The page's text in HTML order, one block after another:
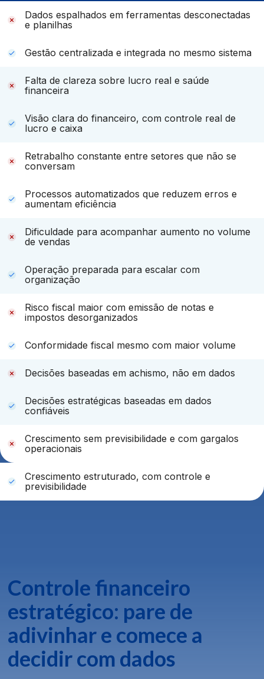
Dados espalhados em ferramentas desconectadas
e planilhas
Gestão centralizada e integrada no mesmo sistema
Falta de clareza sobre lucro real e saúde
financeira
Visão clara do financeiro, com controle real de
lucro e caixa
Retrabalho constante entre setores que não se
conversam
Processos automatizados que reduzem erros e
aumentam eficiência
Dificuldade para acompanhar aumento no volume
de vendas
Operação preparada para escalar com
organização
Risco fiscal maior com emissão de notas e
impostos desorganizados
Conformidade fiscal mesmo com maior volume
Decisões baseadas em achismo, não em dados
Decisões estratégicas baseadas em dados
confiáveis
Crescimento sem previsibilidade e com gargalos
operacionais
Crescimento estruturado, com controle e
previsibilidade
Controle financeiro
estratégico: pare de
adivinhar e comece a
decidir com dados